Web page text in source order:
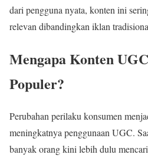
dari pengguna nyata, konten ini
relevan dibandingkan iklan
Mengapa Konten
Populer?
Perubahan perilaku konsumen
meningkatnya penggunaan UGC.
banyak orang kini lebih dulu